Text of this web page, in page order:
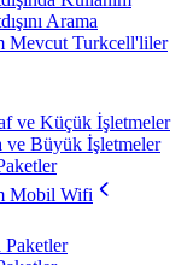
Arama
Mevcut Turkcell'liler
ve Küçük İşletmeler
ve Büyük İşletmeler
Mobil Wifi
Paketler